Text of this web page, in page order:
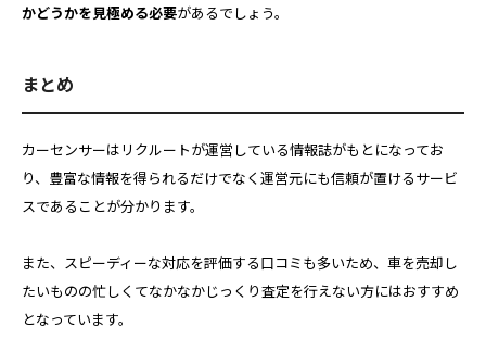
かどうかを見極める必要があるでしょう。
まとめ
カーセンサーはリクルートが運営している情報誌がもとになってお
り、豊富な情報を得られるだけでなく運営元にも信頼が置けるサービ
スであることが分かります。
また、スピーディーな対応を評価する口コミも多いため、車を売却し
たいものの忙しくてなかなかじっくり査定を行えない方にはおすすめ
となっています。